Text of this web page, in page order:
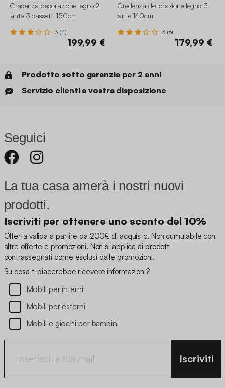
Credenza decorazione legno 2
ante 3 cassetti 150cm
3 (4)
199,99 €
Credenza decorazione legno 3
ante 140cm
3 (6)
179,99 €
Prodotto sotto garanzia per 2 anni
Servizio clienti a vostra disposizione
Seguici
La tua casa amerà i nostri nuovi
prodotti.
Iscriviti per ottenere uno sconto del 10%
Offerta valida a partire da 200€ di acquisto. Non cumulabile con
altre offerte e promozioni. Non si applica ai prodotti
contrassegnati come esclusi dalle promozioni.
Su cosa ti piacerebbe ricevere informazioni?
Mobili per interni
Mobili per esterni
Mobili e giochi per bambini
Iscriviti